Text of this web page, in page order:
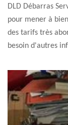
DLD Débarras
pour mener à
des tarifs très
besoin d'autres